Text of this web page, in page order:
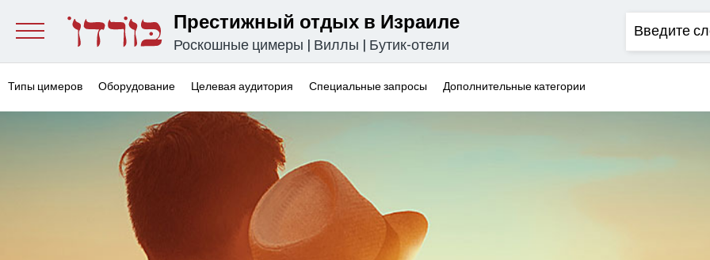
Престижный отдых в Израиле
Роскошные цимеры | Виллы | Бутик-отели
Типы цимеров Оборудование Целевая аудитория Специальные запросы Дополнительные категории